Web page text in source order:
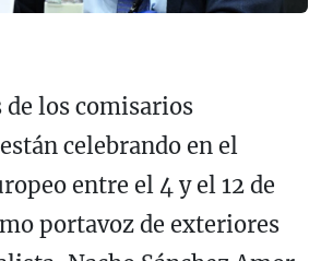
de los comisarios
celebrando en el
entre el 4 y el 12 de
portavoz de exteriores